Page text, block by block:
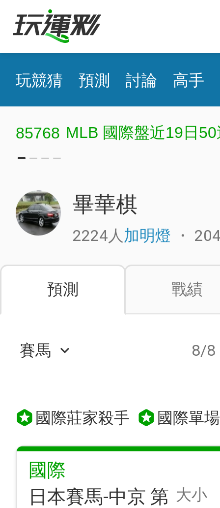
玩競猜 預測 討論 高手
MLB 國際盤近19日50過39
畢華棋
2224人加明燈 ・
預測 戰績
賽馬 keyboard_arrow_down 8/8
國際莊家殺手 國際單
國際
日本賽馬-中京 第 大小